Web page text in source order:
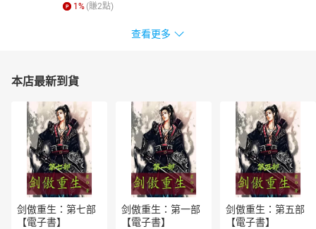
1 % (賺2點)
查看更多
本店最新到貨
剑傲重生：第七部
【電子書】
剑傲重生：第一部
【電子書】
剑傲重生：第五部
【電子書】